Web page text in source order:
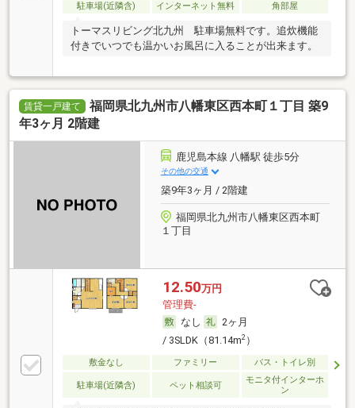
駐車場(近隣含)
インターネット無料 角部屋
トーマスリビング北九州 駐車場無料です。追炊機能
付きでいつでも温かいお風呂に入ることが出来ます。
賃貸一戸建て
福岡県北九州市八幡東区西本町１丁目 築9
年3ヶ月 2階建
鹿児島本線 八幡駅 徒歩5分
その他の交通
築9年3ヶ月 / 2階建
福岡県北九州市八幡東区西本町
１丁目
12.50万円
管理費-
なし
2ヶ月
/ 3SLDK（81.14m2）
敷金なし ファミリー バス・トイレ別
駐車場(近隣含) ペット相談可
モニタ付インターホ
ン